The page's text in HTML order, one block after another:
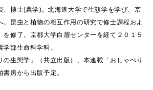
、博士(農学)。北海道大学で生態学を学び、京
。昆虫と植物の相互作用の研究で修士課程およ
を修了。京都大学白眉センターを経て２０１５
部生命科学科。
の生態学」（共立出版）、本連載「おしゃべり
房から出版予定。